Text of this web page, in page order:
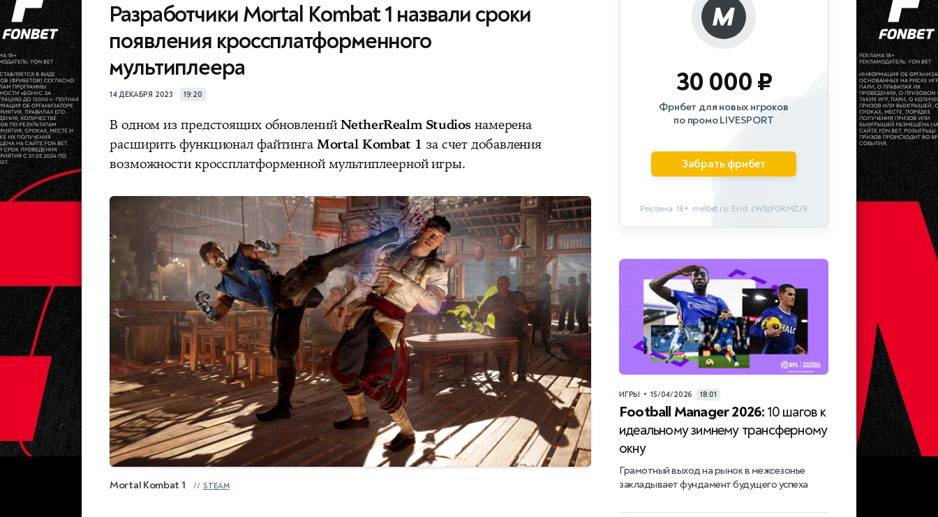
Разработчики Mortal Kombat 1 назвали сроки
появления кроссплатформенного
мультиплеера
14 ДЕКАБРЯ 2023 19:20
В одном из предстоящих обновленийNetherRealm Studiosнамерена
расширить функционал файтингаMortal Kombat 1 за счет добавления
возможности кроссплатформенной мультиплеерной игры.
Mortal Kombat 1 STEAM
30 000 ₽
Фрибет для новых игроков
по промо LIVESPORT
Забрать фрибет
Реклама. 18+. melbet.ru. Erid: 2W5zFGKMZJ9
ИГРЫ • 15/04/2026 18:01
Football Manager 2026: 10 шагов к
идеальному зимнему трансферному
окну
Грамотный выход на рынок в межсезонье
закладывает фундамент будущего успеха